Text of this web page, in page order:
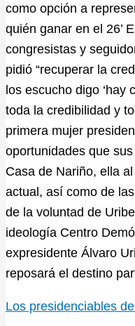
como opción a
quién ganar en el 26’
congresistas y
pidió “recuperar la
los escucho digo ‘hay
toda la credibilidad y
primera mujer
oportunidades que
Casa de Nariño, ella
actual, así como de
de la voluntad de
ideología Centro
expresidente Álvaro
reposará el destino
Los presidenciables